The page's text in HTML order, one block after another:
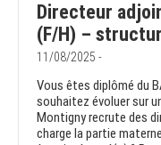
Directeur
(F/H) –
11/08/2025 -
Vous êtes diplômé du
souhaitez évoluer sur
Montigny recrute des
charge la partie